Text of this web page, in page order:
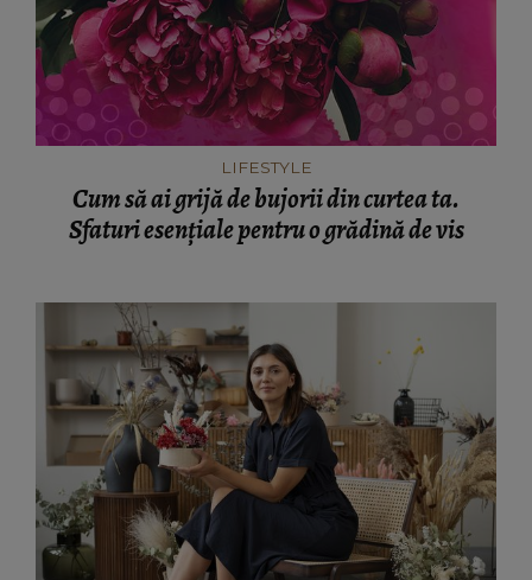
LIFESTYLE
Cum să ai grijă de bujorii din curtea ta.
Sfaturi esențiale pentru o grădină de vis